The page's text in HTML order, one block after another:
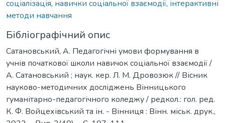
соціалізація, навички соціальної взаємодії, інтерактивні
методи навчання
Бібліографічний опис
Сатановський, А. Педагогічні умови формування в
учнів початкової школи навичок соціальної взаємодії /
А. Сатановський ; наук. кер. Л. М. Дровозюк // Вісник
науково-методичних досліджень Вінницького
гуманітарно-педагогічного коледжу / редкол.: гол. ред.
К. Ф. Войцехівський та ін. - Вінниця : Вінн. міськ. друк.,